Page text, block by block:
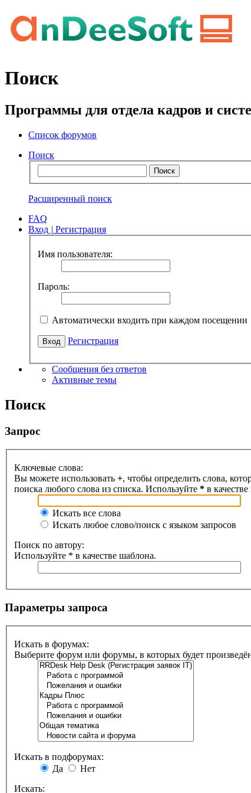
Поиск
Программы для отдела кадров и
Список форумов
Поиск
Расширенный поиск
FAQ
Вход | Регистрация
Имя пользователя:
Пароль:
Автоматически входить при каждом посещении
Регистрация
Сообщения без ответов
Активные темы
Поиск
Запрос
Ключевые слова:
Вы можете использовать +, чтобы определить слова,
поиска любого слова из списка. Используйте * в
Искать все слова
Искать любое слово/поиск с языком запросов
Поиск по автору:
Используйте * в качестве шаблона.
Параметры запроса
Искать в форумах:
Выберите форум или форумы, в которых будет
Искать в подфорумах:
Да
Нет
Искать: